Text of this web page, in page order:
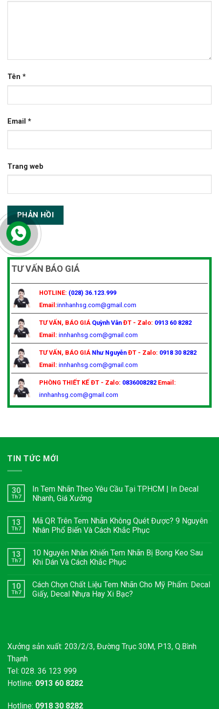
Tên *
Email *
Trang web
TƯ VẤN BÁO GIÁ
HOTLINE: (028) 36.123.999
Email:innhanhsg.com@gmail.com
TƯ VẤN, BÁO GIÁ Quỳnh Vân ĐT - Zalo: 0913 60 8282
Email: innhanhsg.com@gmail.com
TƯ VẤN, BÁO GIÁ Như Nguyễn ĐT - Zalo: 0918 30 8282
Email: innhanhsg.com@gmail.com
PHÒNG THIẾT KẾ ĐT - Zalo: 0836008282 Email:
innhanhsg.com@gmail.com
TIN TỨC MỚI
30
Th7
In Tem Nhãn Theo Yêu Cầu Tại TP.HCM | In Decal
Nhanh, Giá Xưởng
13
Th7
Mã QR Trên Tem Nhãn Không Quét Được? 9 Nguyên
Nhân Phổ Biến Và Cách Khắc Phục
13
Th7
10 Nguyên Nhân Khiến Tem Nhãn Bị Bong Keo Sau
Khi Dán Và Cách Khắc Phục
10
Th7
Cách Chọn Chất Liệu Tem Nhãn Cho Mỹ Phẩm: Decal
Giấy, Decal Nhựa Hay Xi Bạc?
Xưởng sản xuất: 203/2/3, Đường Trục 30M, P13, Q.Bình
Thạnh
Tel: 028. 36 123 999
Hotline: 0913 60 8282
Hotline: 0918 30 8282